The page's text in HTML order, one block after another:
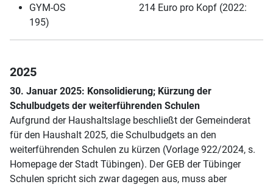
GYM-OS 214 Euro pro Kopf (2022:
195)
2025
30. Januar 2025: Konsolidierung; Kürzung der
Schulbudgets der weiterführenden Schulen
Aufgrund der Haushaltslage beschließt der Gemeinderat
für den Haushalt 2025, die Schulbudgets an den
weiterführenden Schulen zu kürzen (Vorlage 922/2024, s.
Homepage der Stadt Tübingen). Der GEB der Tübinger
Schulen spricht sich zwar dagegen aus, muss aber